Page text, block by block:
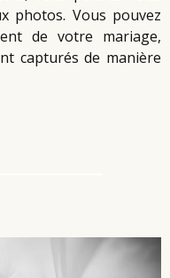
photos. Vous pouvez
de votre mariage,
capturés de manière